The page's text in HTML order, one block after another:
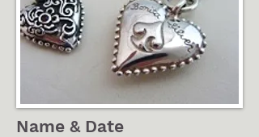
Name & Date